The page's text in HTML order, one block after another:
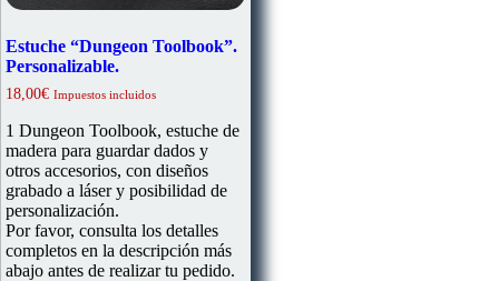
Estuche “Dungeon Toolbook”.
Personalizable.
18,00€ Impuestos incluidos
1 Dungeon Toolbook, estuche de
madera para guardar dados y
otros accesorios, con diseños
grabado a láser y posibilidad de
personalización.
Por favor, consulta los detalles
completos en la descripción más
abajo antes de realizar tu pedido.